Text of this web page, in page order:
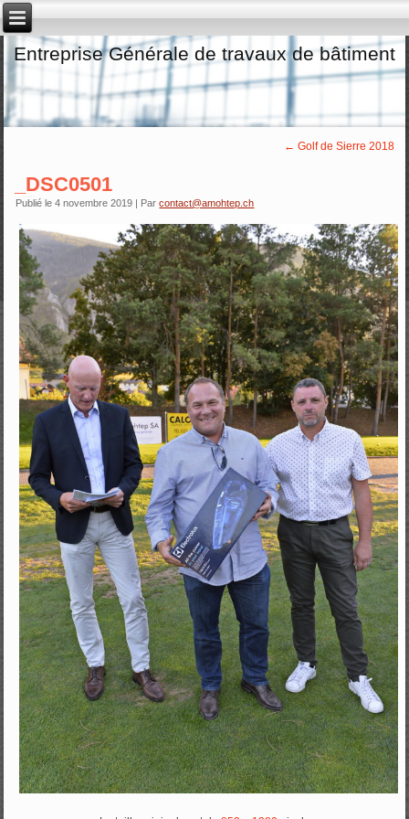
Entreprise Générale de travaux de bâtiment
← Golf de Sierre 2018
_DSC0501
Publié le 4 novembre 2019 | Par contact@amohtep.ch